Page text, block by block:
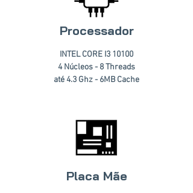
Processador
INTEL CORE I3 10100
4 Núcleos - 8 Threads
até 4.3 Ghz - 6MB Cache
Placa Mãe